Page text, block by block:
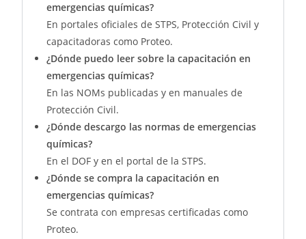
emergencias químicas?
En portales oficiales de STPS, Protección Civil y
capacitadoras como Proteo.
¿Dónde puedo leer sobre la capacitación en
emergencias químicas?
En las NOMs publicadas y en manuales de
Protección Civil.
¿Dónde descargo las normas de emergencias
químicas?
En el DOF y en el portal de la STPS.
¿Dónde se compra la capacitación en
emergencias químicas?
Se contrata con empresas certificadas como
Proteo.